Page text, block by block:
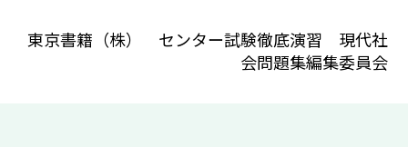
東京書籍（株） センター試験徹底演習 現代社
会問題集編集委員会